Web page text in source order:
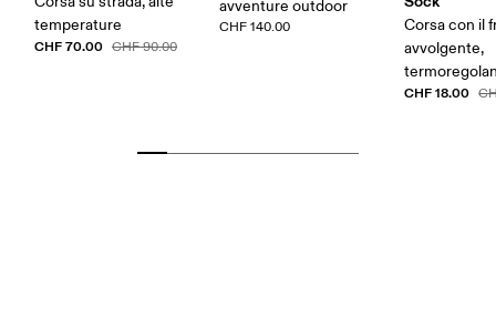
temperature
CHF 70.00 CHF 90.00
avventure outdoor
CHF 140.00
Corsa con il
avvolgente,
CHF 18.00